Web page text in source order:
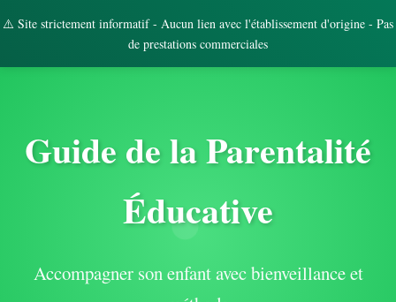
⚠️ Site strictement informatif - Aucun lien avec l'établissement d'origine - Pas
de prestations commerciales
Guide de la Parentalité
Éducative
Accompagner son enfant avec bienveillance et